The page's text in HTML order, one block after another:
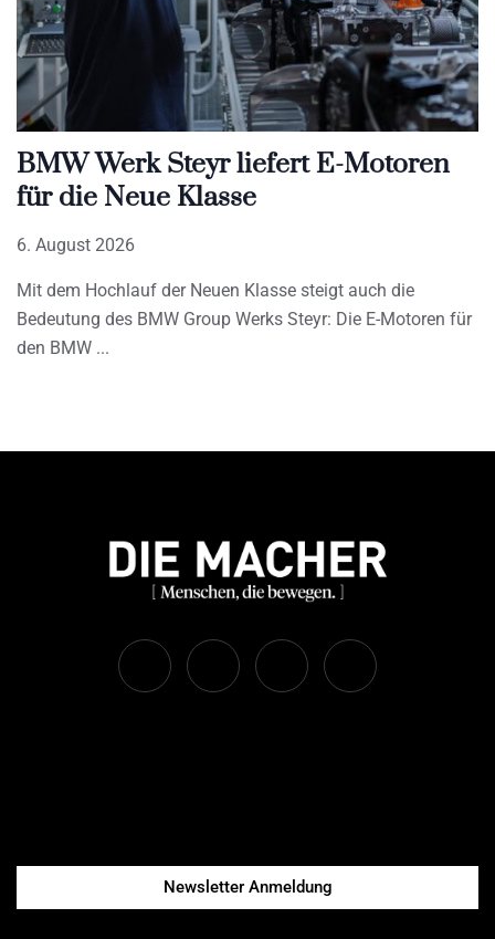
BMW Werk Steyr liefert E-Motoren
für die Neue Klasse
6. August 2026
Mit dem Hochlauf der Neuen Klasse steigt auch die
Bedeutung des BMW Group Werks Steyr: Die E-Motoren für
den BMW
Newsletter Anmeldung